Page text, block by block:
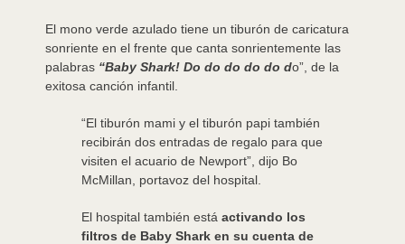
El mono verde azulado tiene un tiburón de caricatura
sonriente en el frente que canta sonrientemente las
palabras “Baby Shark! Do do do do do do”, de la
exitosa canción infantil.
“El tiburón mami y el tiburón papi también
recibirán dos entradas de regalo para que
visiten el acuario de Newport”, dijo Bo
McMillan, portavoz del hospital.
El hospital también está activando los
filtros de Baby Shark en su cuenta de